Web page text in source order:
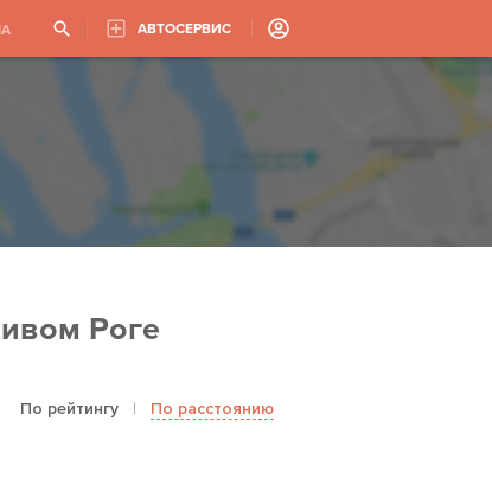
АВТОСЕРВИС
Роге
По рейтингу | По расстоянию